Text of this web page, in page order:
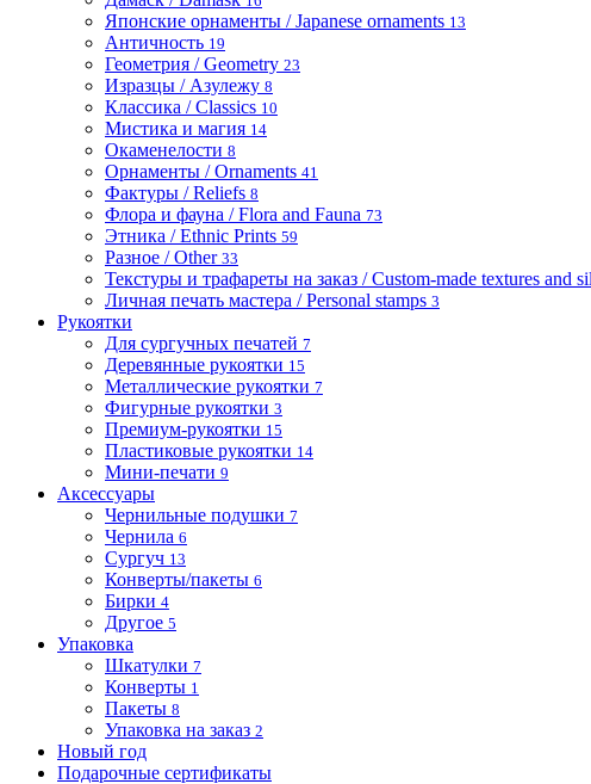
Японские орнаменты / Japanese ornaments 13
Античность 19
Геометрия / Geometry 23
Изразцы / Азулежу 8
Классика / Classics 10
Мистика и магия 14
Окаменелости 8
Орнаменты / Ornaments 41
Фактуры / Reliefs 8
Флора и фауна / Flora and Fauna 73
Этника / Ethnic Prints 59
Разное / Other 33
Текстуры и трафареты на заказ / Custom-made textures and
Личная печать мастера / Personal stamps 3
Рукоятки
Для сургучных печатей 7
Деревянные рукоятки 15
Металлические рукоятки 7
Фигурные рукоятки 3
Премиум-рукоятки 15
Пластиковые рукоятки 14
Мини-печати 9
Аксессуары
Чернильные подушки 7
Чернила 6
Сургуч 13
Конверты/пакеты 6
Бирки 4
Другое 5
Упаковка
Шкатулки 7
Конверты 1
Пакеты 8
Упаковка на заказ 2
Новый год
Подарочные сертификаты